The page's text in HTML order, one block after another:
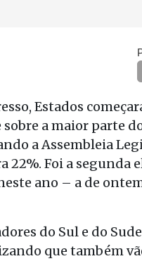
Estados
a maior parte
a Assembleia
Foi a segunda
ano – a de
do Sul e do
que também